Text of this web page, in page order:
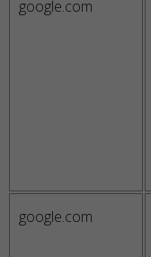
google.com
google.com